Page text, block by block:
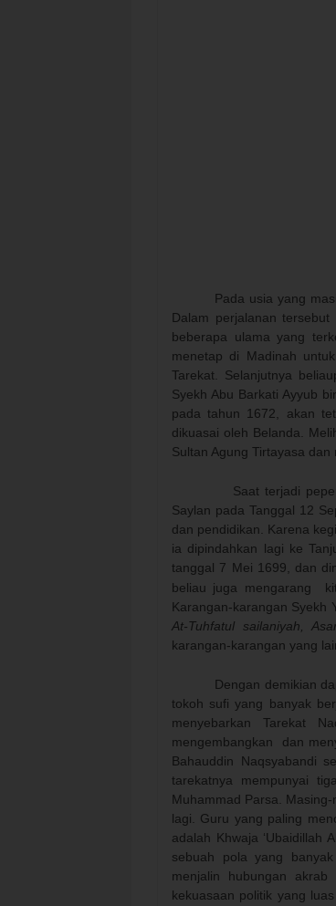
Pada usia yang
Dalam perjalanan
beberapa ulama yang
menetap di Madinah
Tarekat. Selanjutnya
Syekh Abu Barkati Ayyub
pada tahun 1672, akan
dikuasai oleh Belanda.
Sultan Agung Tirtayasa
Saat terjadi
Saylan pada Tanggal 12
dan pendidikan. Karena
ia dipindahkan lagi ke
tanggal 7 Mei 1699, dan
beliau juga mengarang
Karangan-karangan Syekh
At-Tuhfatul sailaniyah,
karangan-karangan yang
Dengan demikian dapat
tokoh sufi yang banyak
menyebarkan Tarekat
mengembangkan
dan
Bahauddin Naqsyabandi
tarekatnya mempunyai
Muhammad Parsa.
lagi. Guru yang paling
adalah Khwaja ‘Ubaidillah
sebuah pola yang
menjalin hubungan
kekuasaan politik yang